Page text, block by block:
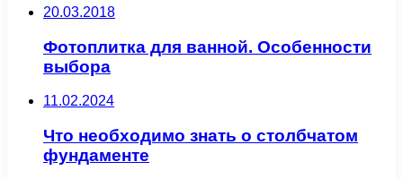
20.03.2018
Фотоплитка для ванной. Особенности
выбора
11.02.2024
Что необходимо знать о столбчатом
фундаменте